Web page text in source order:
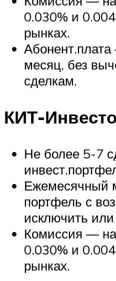
0.030% и
рынках.
месяц, без
сделкам.
КИТ-
Не более 5-7
Ежемесячный
портфель с
исключить
Комиссия —
0.030% и
рынках.